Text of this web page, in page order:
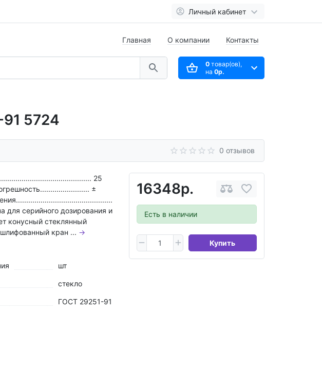
Личный кабинет
Главная О компании Контакты
0товар(ов),
на 0р.
5724
0 отзывов
16348р.
Есть в наличии
Купить
25
±
для серийного дозирования и
конусный стеклянный
кран ... →
шт
стекло
ГОСТ 29251-91